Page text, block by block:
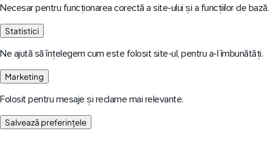
Necesar pentru funcționarea corectă a site-ului și a funcțiilor de bază.
Statistici
Ne ajută să înțelegem cum este folosit site-ul, pentru a-l îmbunătăți.
Marketing
Folosit pentru mesaje și reclame mai relevante.
Salvează preferințele